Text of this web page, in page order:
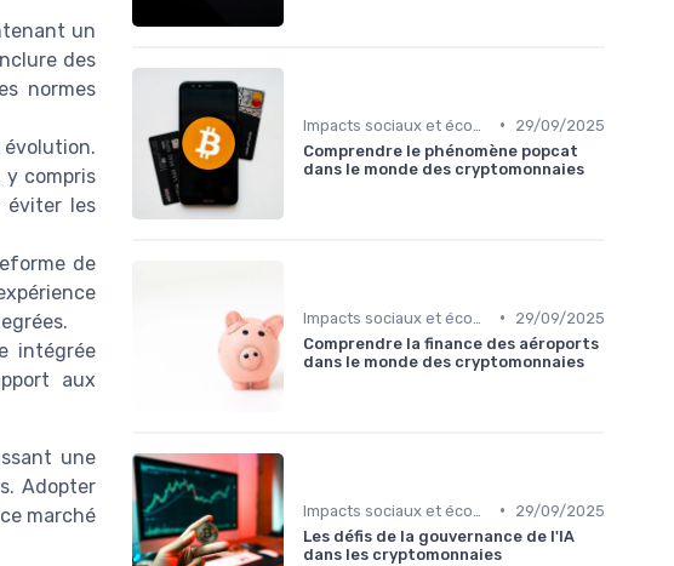
un
des
normes
évolution.
y compris
éviter les
de
intégrée
aux
une
Adopter
marché
•
29/09/2025
Comprendre le phénomène popcat
dans le monde des cryptomonnaies
•
29/09/2025
Comprendre la finance des aéroports
dans le monde des cryptomonnaies
•
29/09/2025
Les défis de la gouvernance de l'IA
dans les cryptomonnaies